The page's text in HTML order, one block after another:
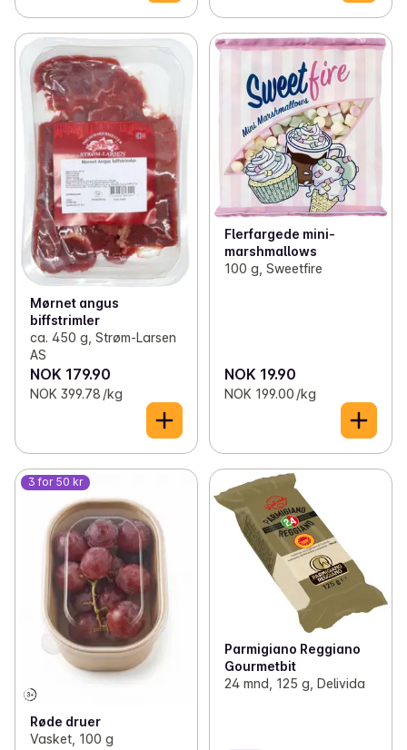
Mørnet angus
biffstrimler
ca. 450 g, Strøm-Larsen
AS
NOK 179.90
NOK 399.78 /kg
Flerfargede mini-
marshmallows
100 g, Sweetfire
NOK 19.90
NOK 199.00 /kg
3 for 50 kr
Røde druer
Vasket, 100 g
Parmigiano Reggiano
Gourmetbit
24 mnd, 125 g, Delivida